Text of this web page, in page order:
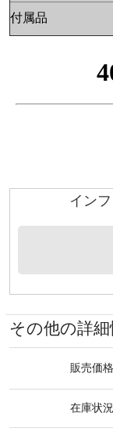
付属品
イン
その他の詳細
販売価格
在庫状況